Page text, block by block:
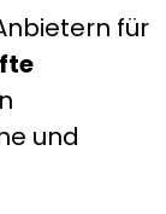
für
und